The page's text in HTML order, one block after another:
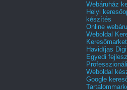
Webáruház
Helyi
készítés
Online
Weboldal
Havidíjas
Egyedi
Weboldal
Google